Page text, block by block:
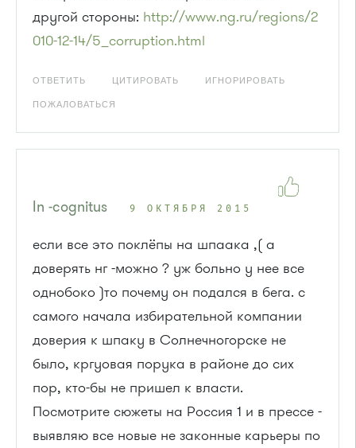
другой стороны: http://www.ng.ru/regions/2
010-12-14/5_corruption.html
ОТВЕТИТЬ ЦИТИРОВАТЬ ИГНОРИРОВАТЬ
ПОЖАЛОВАТЬСЯ
In -cognitus 9 ОКТЯБРЯ 2015
если все это поклёпы на шпаака ,( а
доверять нг -можно ? уж больно у нее все
однобоко )то почему он подался в бега. с
самого начала избирательной компании
доверия к шпаку в Солнечногорске не
было, кргуовая порука в районе до сих
пор, кто-бы не пришел к власти.
Посмотрите сюжеты на Россия 1 и в прессе -
выявляю все новые не законные карьеры по